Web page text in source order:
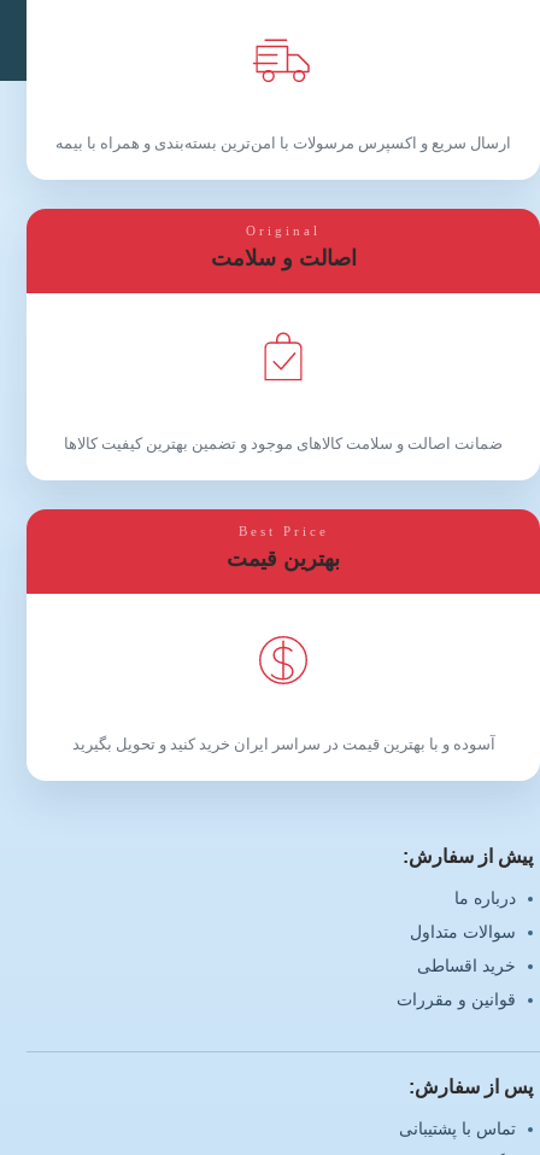
ارسال سریع و اکسپرس مرسولات با امن‌ترین بسته‌بندی و همراه با بیمه
Original
اصالت و سلامت
ضمانت اصالت و سلامت کالاهای موجود و تضمین بهترین کیفیت کالاها
Best Price
بهترین قیمت
آسوده و با بهترین قیمت در سراسر ایران خرید کنید و تحویل بگیرید
پیش از سفارش:
درباره ما
سوالات متداول
خرید اقساطی
قوانین و مقررات
پس از سفارش:
تماس با پشتیبانی